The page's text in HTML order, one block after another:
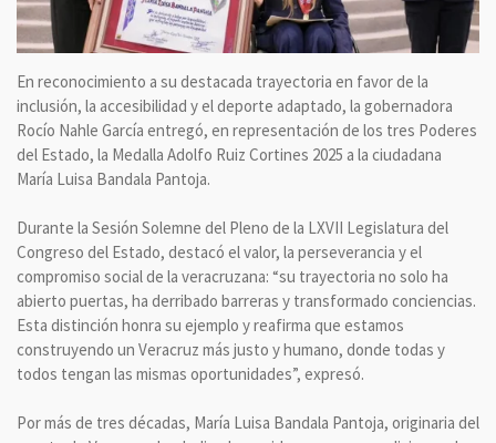
En reconocimiento a su destacada trayectoria en favor de la
inclusión, la accesibilidad y el deporte adaptado, la gobernadora
Rocío Nahle García entregó, en representación de los tres Poderes
del Estado, la Medalla Adolfo Ruiz Cortines 2025 a la ciudadana
María Luisa Bandala Pantoja.
Durante la Sesión Solemne del Pleno de la LXVII Legislatura del
Congreso del Estado, destacó el valor, la perseverancia y el
compromiso social de la veracruzana: “su trayectoria no solo ha
abierto puertas, ha derribado barreras y transformado conciencias.
Esta distinción honra su ejemplo y reafirma que estamos
construyendo un Veracruz más justo y humano, donde todas y
todos tengan las mismas oportunidades”, expresó.
Por más de tres décadas, María Luisa Bandala Pantoja, originaria del